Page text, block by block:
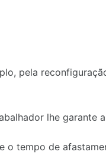
pela
lhe garante
o tempo de